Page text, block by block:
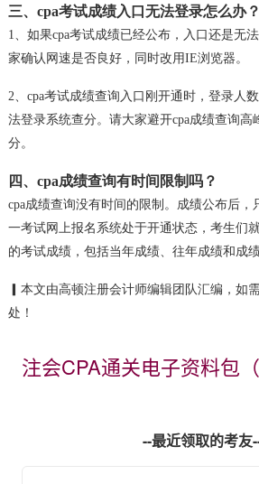
三、cpa考试成绩入口无法登录怎么办？
1、如果cpa考试成绩已经公布，入口还是无
家确认网速是否良好，同时改用IE浏览器。
2、cpa考试成绩查询入口刚开通时，登录人
法登录系统查分。请大家避开cpa成绩查询高
分。
四、cpa成绩查询有时间限制吗？
cpa成绩查询没有时间的限制。成绩公布后
一考试网上报名系统处于开通状态，考生们
的考试成绩，包括当年成绩、往年成绩和成绩
▎本文由高顿注册会计师编辑团队汇编，如
处！